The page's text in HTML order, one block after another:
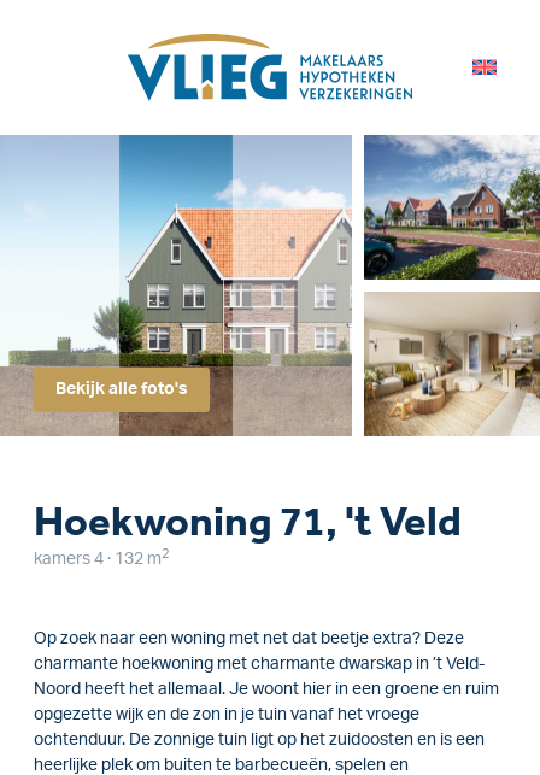
Bekijk alle foto's
Hoekwoning 71, 't Veld
kamers 4 · 132 m 2
Op zoek naar een woning met net dat beetje extra? Deze
charmante hoekwoning met charmante dwarskap in ’t Veld-
Noord heeft het allemaal. Je woont hier in een groene en ruim
opgezette wijk en de zon in je tuin vanaf het vroege
ochtenduur. De zonnige tuin ligt op het zuidoosten en is een
heerlijke plek om buiten te barbecueën, spelen en